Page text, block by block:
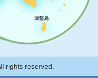
rights reserved.